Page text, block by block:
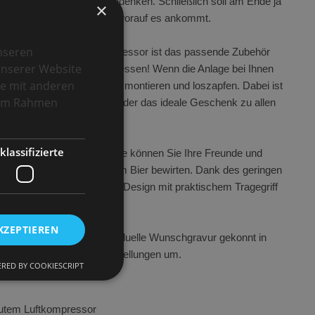
Erfahrung wissen wir worauf es ankommt.
TE-25-1-K mit Luftkompressor ist das passende Zubehör
können Sie nichts vergessen! Wenn die Anlage bei Ihnen
den Zapfkopf am Fass montieren und loszapfen. Dabei ist
Einstiegsmodell oder das ideale Geschenk zu allen
von 25 Litern die Stunde können Sie Ihre Freunde und
mit frisch gezapftem Bier bewirten. Dank des geringen
und kompakten Design mit praktischem Tragegriff
um dort Ihre individuelle Wunschgravur gekonnt in
an! Wir setzen Ihre Vorstellungen um.
Luftkompressor
×
Website
mit anderen
Rahmen
BY COOKIESCRIPT